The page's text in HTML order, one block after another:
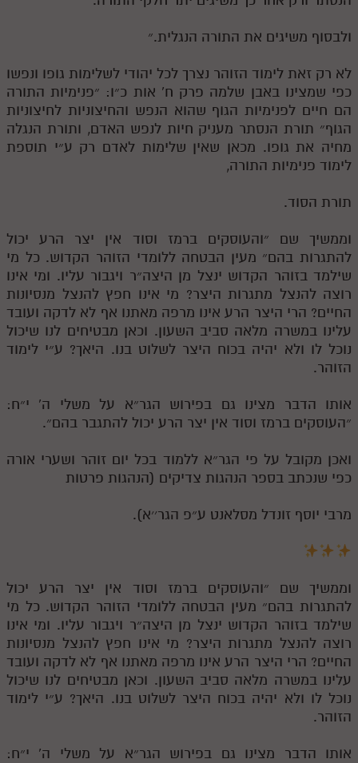
ולבסוף משיגים את התורה הנגלית.״
לא רק זאת לימוד הזוהר נצרך לכל יהודי לשלימות גופו ונפשו
כפי שמצינו באבן שלמה פרק ח' אות כ״ו: ״פנימיות התורה
הם חיים לפנימיות הגוף שהוא הנפש והחיצוניות לחיצוניות
הגוף״ תורת הנסתר מעניק חיות לנפש האדם, ותורת הנגלה
מחיה את גופו. מכאן שאין שלימות לאדם רק ע״י תוספת
לימוד פנימיות התורה,
תורת הסוד.
וממשיך שם ״והעוסקים ברמז וסוד אין יצר הרע יכול
להתגרות בהם״ מעין הבטחה ללומדי הזוהר הקדוש. כל מי
שילמד בזוהר הקדוש ינצל מן היצה״ר ויגבור עליו. ומי אינו
רוצה להנצל מתגרות היצר? מי אינו חפץ להנצל מנסיונות
החיים? הרי היצר הרע אינו מרפה מאתנו אף לא לדקה ועובד
עלינו במשרה מלאה סביב השעון. וכאן מבטיחים לנו שיכול
נוכל לו ולא יהיה בכוח היצר לשלוט בנו. היאך? ע״י לימוד
הזוהר.
אותו הדבר מצינו גם בפירוש הגר״א על משלי ה' י״ח:
״העוסקים ברמז וסוד אין יצר הרע יכול להתגבר בהם״.
ואכן מקובל על פי הגר״א ללמוד בכל יום זוהר ושערי אורה
כפי שנכתב בספר הנהגות צדיקים (הנהגות פרטות
מרבי יוסף זונדל מסלאנט ע״פ הגר׳׳א).
וממשיך שם ״והעוסקים ברמז וסוד אין יצר הרע יכול
להתגרות בהם״ מעין הבטחה ללומדי הזוהר הקדוש. כל מי
שילמד בזוהר הקדוש ינצל מן היצה״ר ויגבור עליו. ומי אינו
רוצה להנצל מתגרות היצר? מי אינו חפץ להנצל מנסיונות
החיים? הרי היצר הרע אינו מרפה מאתנו אף לא לדקה ועובד
עלינו במשרה מלאה סביב השעון. וכאן מבטיחים לנו שיכול
נוכל לו ולא יהיה בכוח היצר לשלוט בנו. היאך? ע״י לימוד
הזוהר.
אותו הדבר מצינו גם בפירוש הגר״א על משלי ה' י״ח: